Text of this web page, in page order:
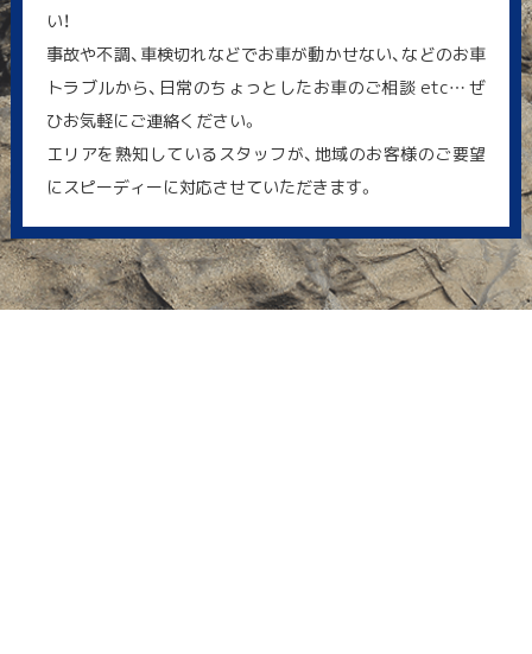
い！
事故や不調、車検切れなどでお車が動かせない、などのお車
トラブルから、日常のちょっとしたお車のご相談 etc… ぜ
ひお気軽にご連絡ください。
エリアを熟知しているスタッフが、地域のお客様のご要望
にスピーディーに対応させていただきます。